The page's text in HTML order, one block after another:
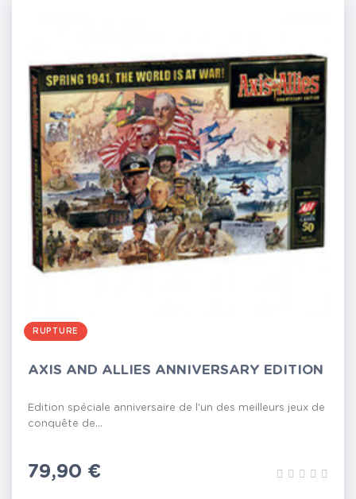
RUPTURE
AXIS AND ALLIES ANNIVERSARY EDITION
Edition spéciale anniversaire de l'un des meilleurs jeux de
conquête de...
Prix
79,90 €